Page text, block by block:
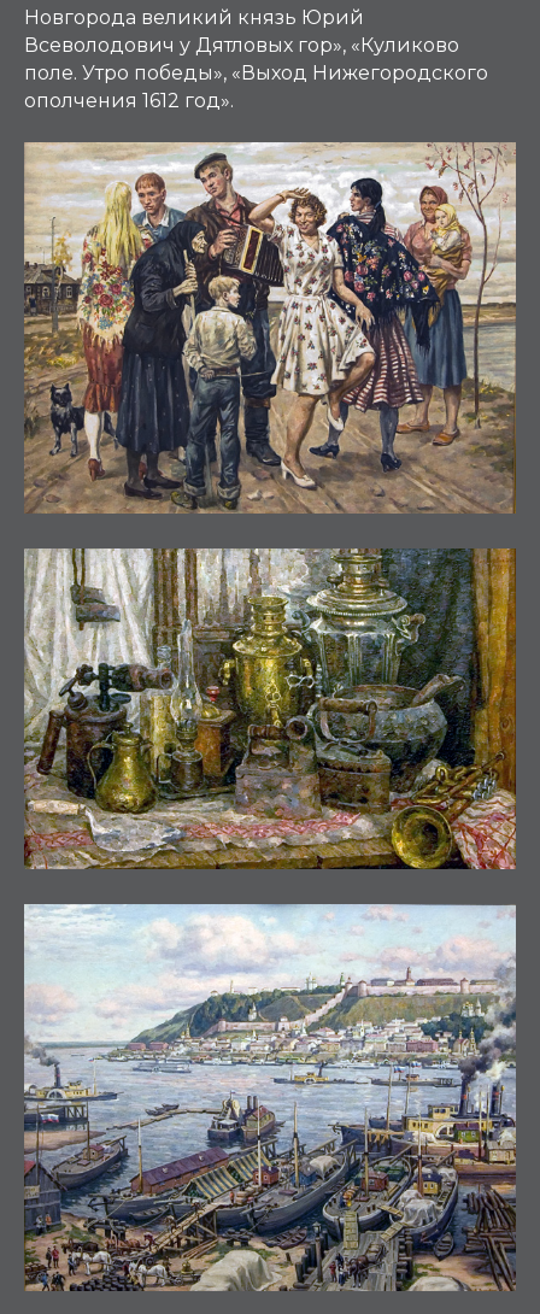
Новгорода великий князь Юрий
Всеволодович у Дятловых гор», «Куликово
поле. Утро победы», «Выход Нижегородского
ополчения 1612 год».